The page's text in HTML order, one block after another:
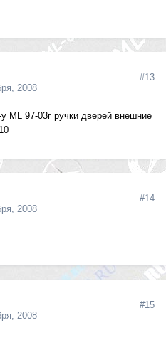
2008
#13
ML 97-03г ручки дверей внешние
2008
#14
2008
#15